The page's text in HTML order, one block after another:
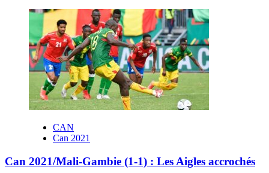
CAN
Can 2021
Can 2021/Mali-Gambie (1-1) : Les Aigles accrochés